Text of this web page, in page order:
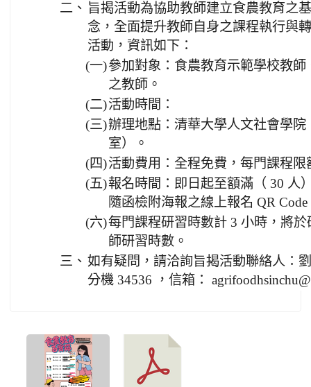
二、 旨揭活動為協助教師建立食農教育之
念，全面提升教師自身之課程執行與
活動，資訊如下：
(一)參加對象：食農教育示範學校教
之教師。
(二)活動時間：
(三)辦理地點：清華大學人文社會學
室）。
(四)活動費用：全程免費，每門課程限
(五)報名時間：即日起至額滿（ 30 人
隨函檢附海報之線上報名 QR Code
(六)每門課程研習時數計 3 小時，將
師研習時數。
三、 如有疑問，請洽詢旨揭活動聯絡人：
分機 34536 ，信箱：